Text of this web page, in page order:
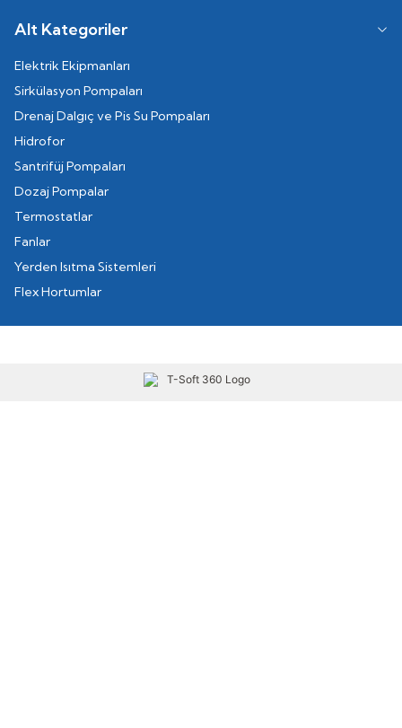
Alt Kategoriler
Elektrik Ekipmanları
Sirkülasyon Pompaları
Drenaj Dalgıç ve Pis Su Pompaları
Hidrofor
Santrifüj Pompaları
Dozaj Pompalar
Termostatlar
Fanlar
Yerden Isıtma Sistemleri
Flex Hortumlar